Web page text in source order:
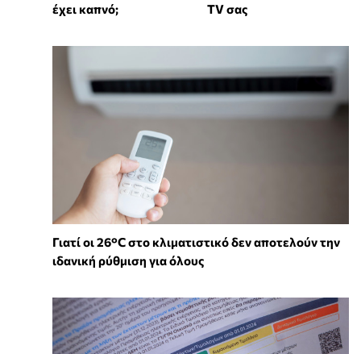
έχει καπνό;
TV σας
Γιατί οι 26°C στο κλιματιστικό δεν αποτελούν την
ιδανική ρύθμιση για όλους